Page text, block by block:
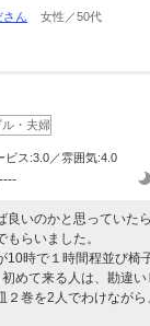
さん 女性／50代
ル・夫婦
ビス:3.0／雰囲気:4.0
良いのかと思っていた
らいました。
10時で１時間程並び椅
めて来る人は、勘違い
２巻を2人でわけなが